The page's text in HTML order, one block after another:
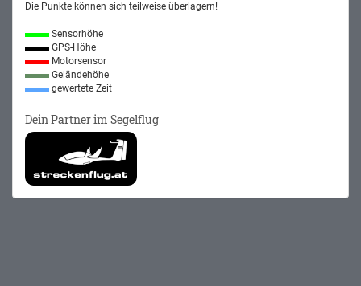
Die Punkte können sich teilweise überlagern!
Sensorhöhe
GPS-Höhe
Motorsensor
Geländehöhe
gewertete Zeit
Dein Partner im Segelflug